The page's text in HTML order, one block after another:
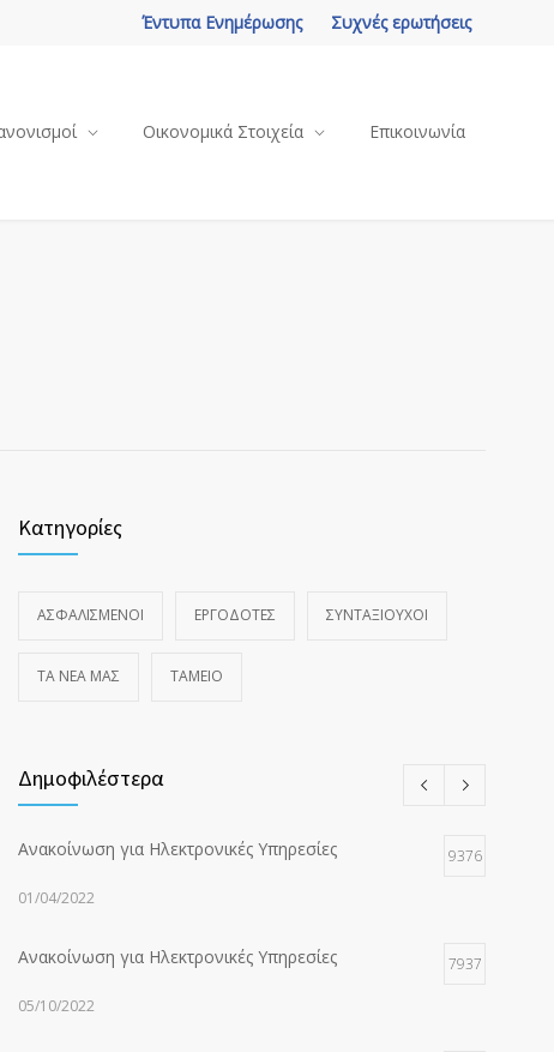
Συχνές ερωτήσεις
Έντυπα Ενημέρωσης
Οικονομικά Στοιχεία Επικοινωνία
Κατηγορίες
ΑΣΦΑΛΙΣΜΕΝΟΙ ΕΡΓΟΔΟΤΕΣ ΣΥΝΤΑΞΙΟΥΧΟΙ
ΤΑ ΝΈΑ ΜΑΣ ΤΑΜΕΙΟ
Δημοφιλέστερα
Ανακοίνωση για Ηλεκτρονικές Υπηρεσίες 9376
01/04/2022
Ανακοίνωση για Ηλεκτρονικές Υπηρεσίες 7937
05/10/2022